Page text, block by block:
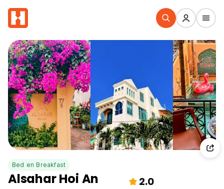
Bed en Breakfast
Alsahar Hoi An 2.0